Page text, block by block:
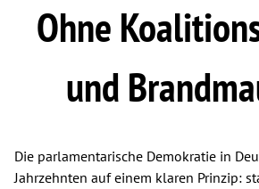
Ohne
und
Die parlamentarische Demokratie in
Jahrzehnten auf einem klaren Prinzip: